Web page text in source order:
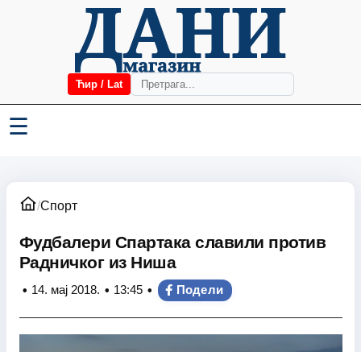
Ћир / Lat
☰
/Спорт
Фудбалери Спартака славили против
Радничког из Ниша
• 14. мај 2018. • 13:45 • Подели